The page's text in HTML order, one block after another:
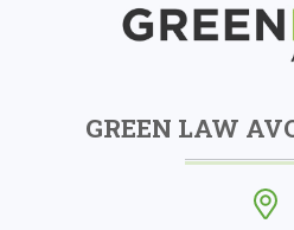
GREEN LAW